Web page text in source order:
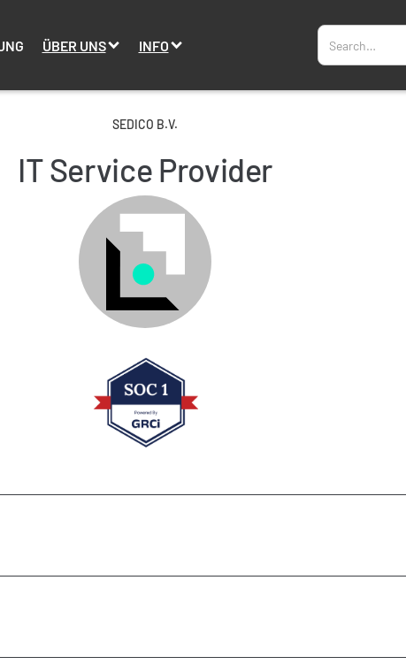
ÜBER UNS INFO
SEDICO B.V.
IT Service Provider